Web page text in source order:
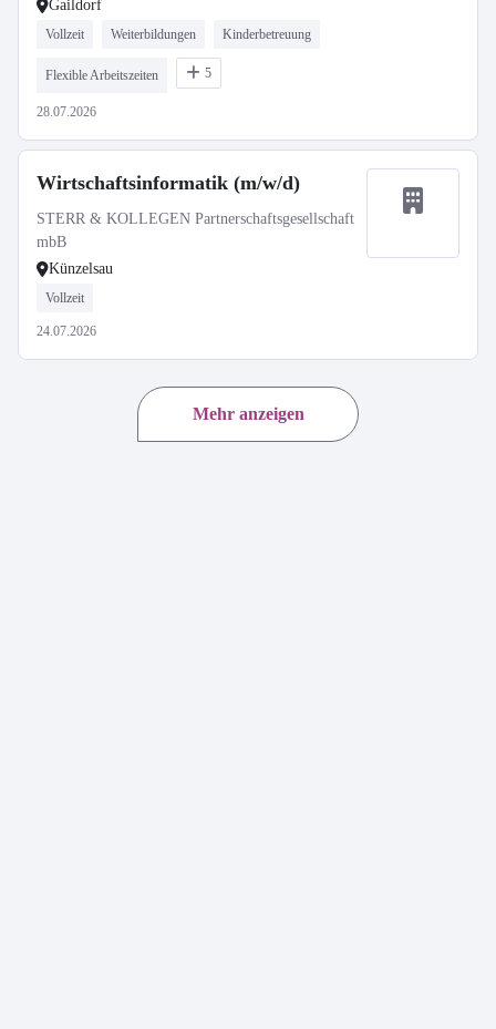
Gaildorf
Vollzeit Weiterbildungen Kinderbetreuung
Flexible Arbeitszeiten 5
28.07.2026
Wirtschaftsinformatik (m/w/d)
STERR & KOLLEGEN Partnerschaftsgesellschaft
mbB
Künzelsau
Vollzeit
24.07.2026
Mehr anzeigen